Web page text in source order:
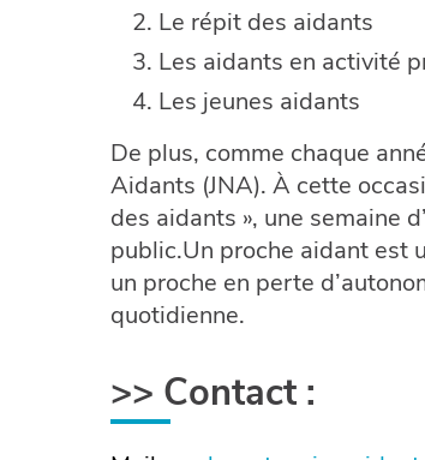
Le répit des aidants
Les aidants en activité
Les jeunes aidants
De plus, comme chaque
Aidants (JNA). À cette
des aidants », une semaine
public.Un proche aidant est
un proche en perte
quotidienne.
>> Contact :